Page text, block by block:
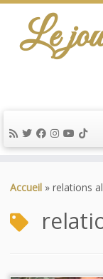
au
Le
Accueil » relations